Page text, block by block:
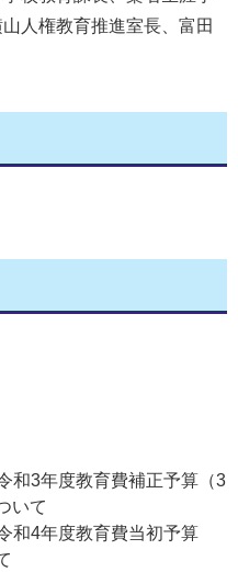
人権教育推進室長、富田
和3年度教育費補正予算（3
いて
和4年度教育費当初予算